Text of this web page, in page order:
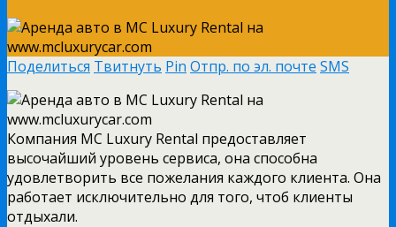
Поделиться Твитнуть Pin Отпр. по эл. почте SMS
Компания MC Luxury Rental предоставляет
высочайший уровень сервиса, она способна
удовлетворить все пожелания каждого клиента. Она
работает исключительно для того, чтоб клиенты
отдыхали.